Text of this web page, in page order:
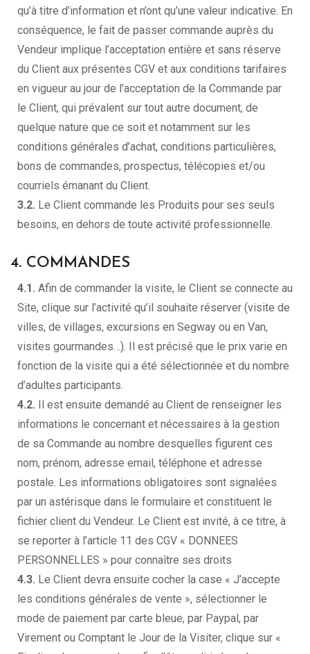
qu’à titre d’information et n’ont qu’une valeur indicative. En
conséquence, le fait de passer commande auprès du
Vendeur implique l’acceptation entière et sans réserve
du Client aux présentes CGV et aux conditions tarifaires
en vigueur au jour de l’acceptation de la Commande par
le Client, qui prévalent sur tout autre document, de
quelque nature que ce soit et notamment sur les
conditions générales d’achat, conditions particulières,
bons de commandes, prospectus, télécopies et/ou
courriels émanant du Client.
3.2. Le Client commande les Produits pour ses seuls
besoins, en dehors de toute activité professionnelle.
4. COMMANDES
4.1. Afin de commander la visite, le Client se connecte au
Site, clique sur l’activité qu’il souhaite réserver (visite de
villes, de villages, excursions en Segway ou en Van,
visites gourmandes…). Il est précisé que le prix varie en
fonction de la visite qui a été sélectionnée et du nombre
d’adultes participants.
4.2. Il est ensuite demandé au Client de renseigner les
informations le concernant et nécessaires à la gestion
de sa Commande au nombre desquelles figurent ces
nom, prénom, adresse email, téléphone et adresse
postale. Les informations obligatoires sont signalées
par un astérisque dans le formulaire et constituent le
fichier client du Vendeur. Le Client est invité, à ce titre, à
se reporter à l’article 11 des CGV « DONNEES
PERSONNELLES » pour connaître ses droits
4.3. Le Client devra ensuite cocher la case « J’accepte
les conditions générales de vente », sélectionner le
mode de paiement par carte bleue, par Paypal, par
Virement ou Comptant le Jour de la Visiter, clique sur «